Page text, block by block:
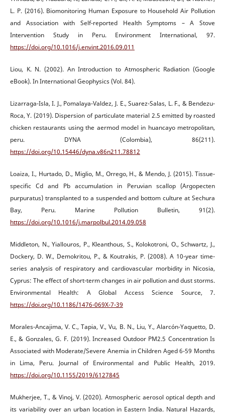
L. P. (2016). Biomonitoring Human Exposure to Household Air Pollution
and Association with Self-reported Health Symptoms – A Stove
Intervention Study in Peru. Environment International, 97.
https://doi.org/10.1016/j.envint.2016.09.011
Liou, K. N. (2002). An Introduction to Atmospheric Radiation (Google
eBook). In International Geophysics (Vol. 84).
Lizarraga-Isla, I. J., Pomalaya-Valdez, J. E., Suarez-Salas, L. F., & Bendezu-
Roca, Y. (2019). Dispersion of particulate material 2.5 emitted by roasted
chicken restaurants using the aermod model in huancayo metropolitan,
peru. DYNA (Colombia), 86(211).
https://doi.org/10.15446/dyna.v86n211.78812
Loaiza, I., Hurtado, D., Miglio, M., Orrego, H., & Mendo, J. (2015). Tissue-
specific Cd and Pb accumulation in Peruvian scallop (Argopecten
purpuratus) transplanted to a suspended and bottom culture at Sechura
Bay, Peru. Marine Pollution Bulletin, 91(2).
https://doi.org/10.1016/j.marpolbul.2014.09.058
Middleton, N., Yiallouros, P., Kleanthous, S., Kolokotroni, O., Schwartz, J.,
Dockery, D. W., Demokritou, P., & Koutrakis, P. (2008). A 10-year time-
series analysis of respiratory and cardiovascular morbidity in Nicosia,
Cyprus: The effect of short-term changes in air pollution and dust storms.
Environmental Health: A Global Access Science Source, 7.
https://doi.org/10.1186/1476-069X-7-39
Morales-Ancajima, V. C., Tapia, V., Vu, B. N., Liu, Y., Alarcón-Yaquetto, D.
E., & Gonzales, G. F. (2019). Increased Outdoor PM2.5 Concentration Is
Associated with Moderate/Severe Anemia in Children Aged 6-59 Months
in Lima, Peru. Journal of Environmental and Public Health, 2019.
https://doi.org/10.1155/2019/6127845
Mukherjee, T., & Vinoj, V. (2020). Atmospheric aerosol optical depth and
its variability over an urban location in Eastern India. Natural Hazards,